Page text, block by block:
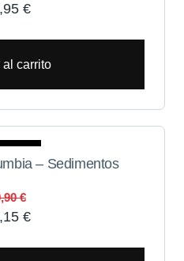
€
al carrito
– Sedimentos
€
€